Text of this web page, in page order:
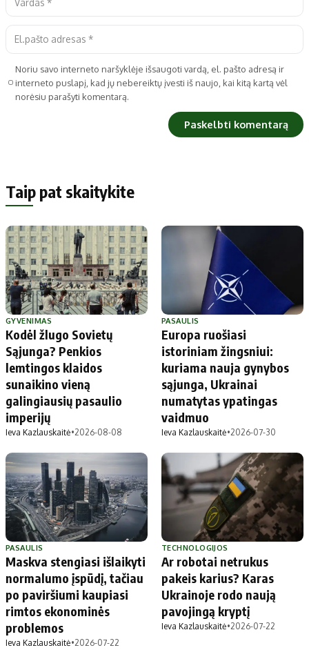
Noriu savo interneto naršyklėje išsaugoti vardą, el. pašto adresą ir
interneto puslapį, kad jų nebereiktų įvesti iš naujo, kai kitą kartą vėl
norėsiu parašyti komentarą.
Taip pat skaitykite
GYVENIMAS
Kodėl žlugo Sovietų
Sąjunga? Penkios
lemtingos klaidos
sunaikino vieną
galingiausių pasaulio
imperijų
Ieva Kazlauskaitė•2026-08-08
PASAULIS
Europa ruošiasi
istoriniam žingsniui:
kuriama nauja gynybos
sąjunga, Ukrainai
numatytas ypatingas
vaidmuo
Ieva Kazlauskaitė•2026-07-30
PASAULIS
Maskva stengiasi išlaikyti
normalumo įspūdį, tačiau
po paviršiumi kaupiasi
rimtos ekonominės
problemos
Ieva Kazlauskaitė•2026-07-22
TECHNOLOGIJOS
Ar robotai netrukus
pakeis karius? Karas
Ukrainoje rodo naują
pavojingą kryptį
Ieva Kazlauskaitė•2026-07-22